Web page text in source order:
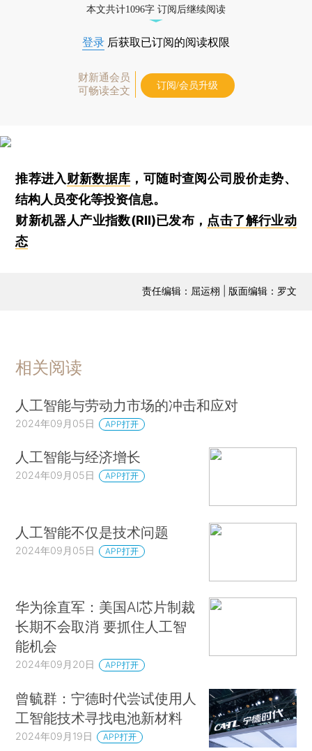
本文共计1096字 订阅后继续阅读
登录 后获取已订阅的阅读权限
财新通会员
可畅读全文
订阅/会员升级
推荐进入财新数据库 ，可随时查阅公司股价走势、
结构人员变化等投资信息。
财新机器人产业指数(RII)已发布， 点击了解行业动
态
责任编辑：屈运栩 | 版面编辑：罗文
相关阅读
人工智能与劳动力市场的冲击和应对
2024年09月05日 APP打开
人工智能与经济增长
2024年09月05日 APP打开
人工智能不仅是技术问题
2024年09月05日 APP打开
华为徐直军：美国AI芯片制裁
长期不会取消 要抓住人工智
能机会
2024年09月20日 APP打开
曾毓群：宁德时代尝试使用人
工智能技术寻找电池新材料
2024年09月19日 APP打开